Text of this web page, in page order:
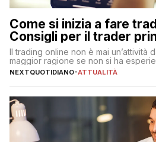
Come si inizia a fare
Consigli per il trader
Il trading online non è mai un’attività
maggior ragione se non si ha
NEXTQUOTIDIANO-ATTUALITÀ